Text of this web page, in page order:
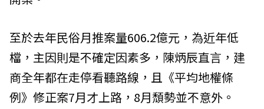
至於去年民俗月推案量606.2億元，為近年低
檔，主因則是不確定因素多，陳炳辰直言，建
商全年都在走停看聽路線，且《平均地權條
例》修正案7月才上路，8月頹勢並不意外。